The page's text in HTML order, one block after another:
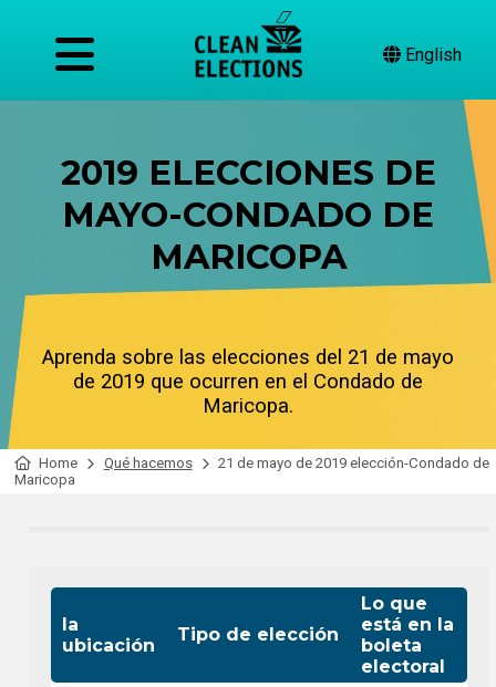
English
2019 ELECCIONES DE
MAYO-CONDADO DE
MARICOPA
Aprenda sobre las elecciones del 21 de mayo
de 2019 que ocurren en el Condado de
Maricopa.
Home Qué hacemos
21 de mayo de 2019 elección-Condado de
Maricopa
la
ubicación
Tipo de elección
Lo que
está en la
boleta
electoral